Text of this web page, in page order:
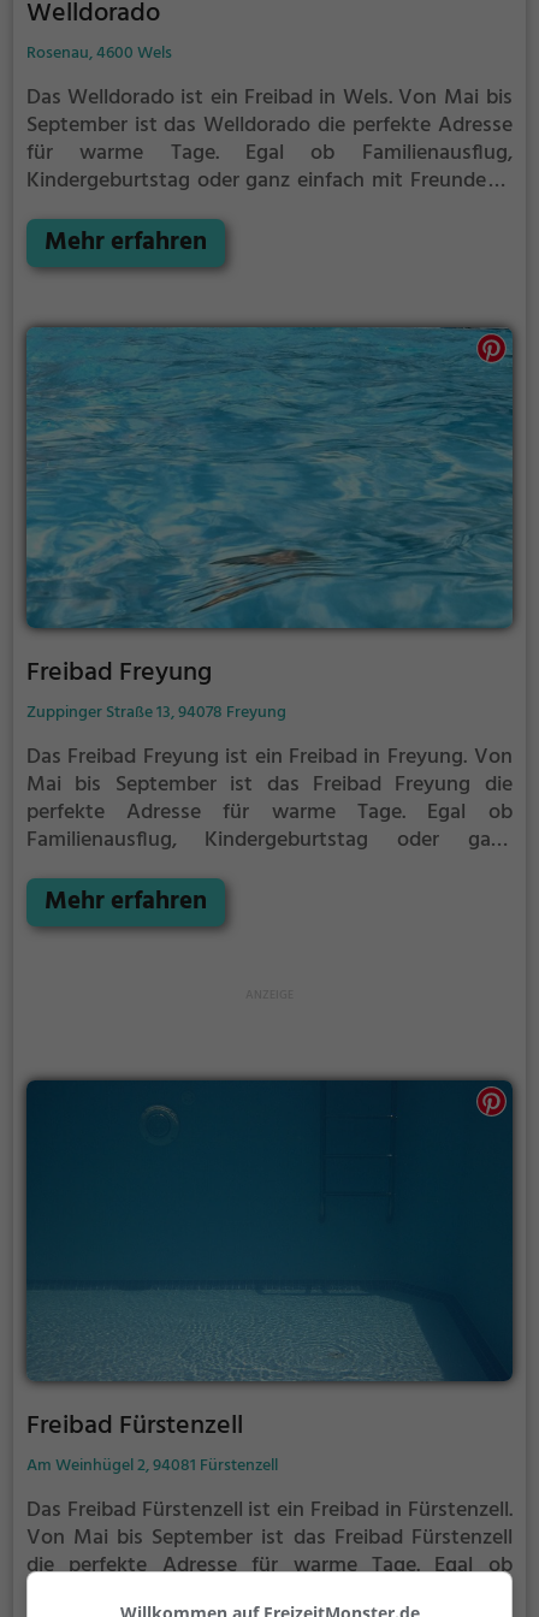
Welldorado
Rosenau, 4600 Wels
Das Welldorado ist ein Freibad in Wels. Von Mai bis
September ist das Welldorado die perfekte Adresse
für warme Tage. Egal ob Familienausflug,
Kindergeburtstag oder ganz einfach mit Freunden -
gutem Wetter kann die Freibadsaison im
Welldorado auch verlängert werden. Informationen
Mehr erfahren
Freibad Freyung
Zuppinger Straße 13, 94078 Freyung
Das Freibad Freyung ist ein Freibad in Freyung. Von
Mai bis September ist das Freibad Freyung die
perfekte Adresse für warme Tage. Egal ob
Familienausflug, Kindergeburtstag oder ganz
jeder auf seine Kosten. Bei gutem Wetter kann die
Freibadsaison im Freibad Freyung auch verlängert
Mehr erfahren
Freibad Fürstenzell
Am Weinhügel 2, 94081 Fürstenzell
Das Freibad Fürstenzell ist ein Freibad in Fürstenzell.
Von Mai bis September ist das Freibad Fürstenzell
die perfekte Adresse für warme Tage. Egal ob
Willkommen auf FreizeitMonster.de